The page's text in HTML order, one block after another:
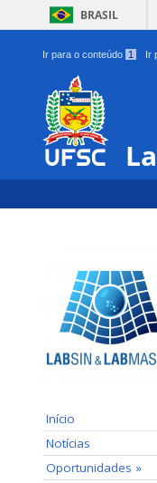
BRASIL
Ir para o conteúdo 1 Ir
Início
Notícias
Oportunidades »